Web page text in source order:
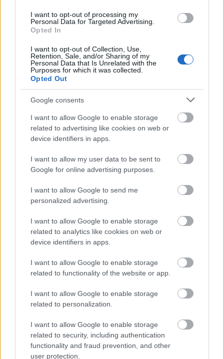
I want to opt-out of processing my
Personal Data for Targeted Advertising.
Opted In
I want to opt-out of Collection, Use,
Retention, Sale, and/or Sharing of my
Personal Data that Is Unrelated with the
Purposes for which it was collected.
Opted Out
Google consents
I want to allow Google to enable storage
related to advertising like cookies on web or
device identifiers in apps.
I want to allow my user data to be sent to
Google for online advertising purposes.
I want to allow Google to send me
personalized advertising.
I want to allow Google to enable storage
related to analytics like cookies on web or
device identifiers in apps.
I want to allow Google to enable storage
related to functionality of the website or app.
I want to allow Google to enable storage
related to personalization.
I want to allow Google to enable storage
related to security, including authentication
functionality and fraud prevention, and other
user protection.
Csirkemell kókuszbundában
édesburgonyával.
Takács Gyuláné Erzsike• 2019. április 07.
szeretők és kezdők figyelmébe ajánlom ezt a
receptet. Ez a könnyű és mégis különleges csirkemell
gyorsan elkészül, változatos körettel tálalható. Egy
ötlet, hogy a régi, megszokott bundán is
változtassunk. Hozzávalók 4 személyre: 80 dkg